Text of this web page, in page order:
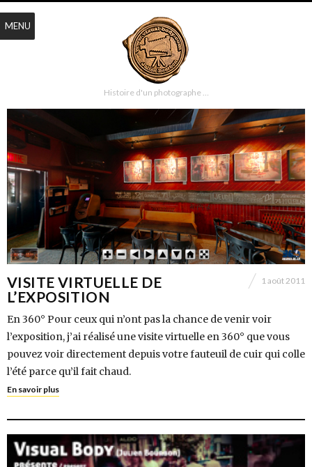
Histoire d'un photographe …
VISITE VIRTUELLE DE
L’EXPOSITION
1 août 2011
En 360° Pour ceux qui n’ont pas la chance de venir voir
l’exposition, j’ai réalisé une visite virtuelle en 360° que vous
pouvez voir directement depuis votre fauteuil de cuir qui colle
l’été parce qu’il fait chaud.
En savoir plus
MENU